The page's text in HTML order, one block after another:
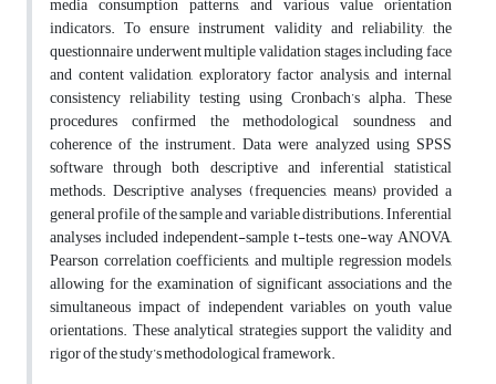
indicators. To ensure instrument validity and reliability, the
questionnaire underwent multiple validation stages, including face
and content validation, exploratory factor analysis, and internal
consistency reliability testing using Cronbach’s alpha. These
procedures confirmed the methodological soundness and
coherence of the instrument. Data were analyzed using SPSS
software through both descriptive and inferential statistical
methods. Descriptive analyses (frequencies, means) provided a
general profile of the sample and variable distributions. Inferential
analyses included independent-sample t-tests, one-way ANOVA,
Pearson correlation coefficients, and multiple regression models,
allowing for the examination of significant associations and the
simultaneous impact of independent variables on youth value
orientations. These analytical strategies support the validity and
rigor of the study’s methodological framework.